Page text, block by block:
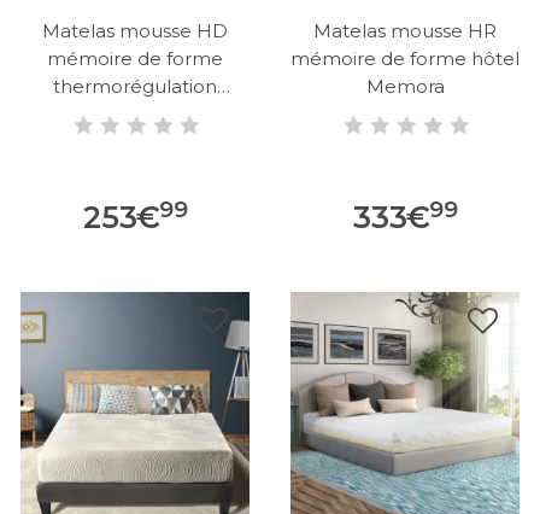
Matelas mousse HD
mémoire de forme
thermorégulation
Sofresh
253€99
Matelas mousse HR
mémoire de forme hôtel
Memora
333€99